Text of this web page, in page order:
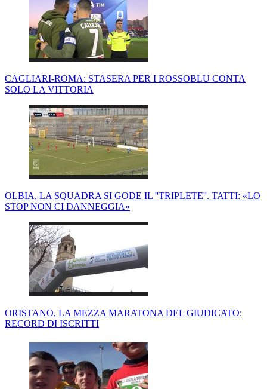
CAGLIARI-ROMA: STASERA PER I ROSSOBLU CONTA
SOLO LA VITTORIA
OLBIA, LA SQUADRA SI GODE IL ''TRIPLETE''. TATTI: «LO
STOP NON CI DANNEGGIA»
ORISTANO, LA MEZZA MARATONA DEL GIUDICATO:
RECORD DI ISCRITTI